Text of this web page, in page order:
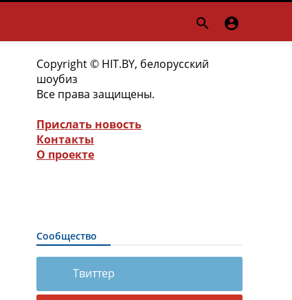
 
Copyright © HIT.BY, белорусский
шоубиз
Все права защищены.
Прислать новость
Контакты
О проекте
Сообщество
Твиттер